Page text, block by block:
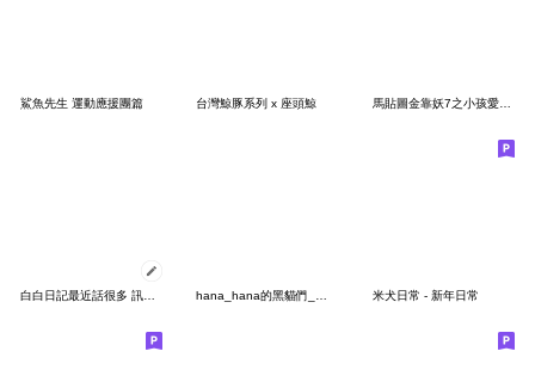
鯊魚先生 運動應援團篇 台灣鯨豚系列 x 座頭鯨 馬貼圖金靠妖7之小孩愛吃不購買嗎??
白白日記最近話很多 訊息貼圖 hana_hana的黑貓們_溫馨暑假 米犬日常 - 新年日常